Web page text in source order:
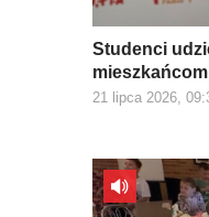
Studenci
21 lipca 2026,